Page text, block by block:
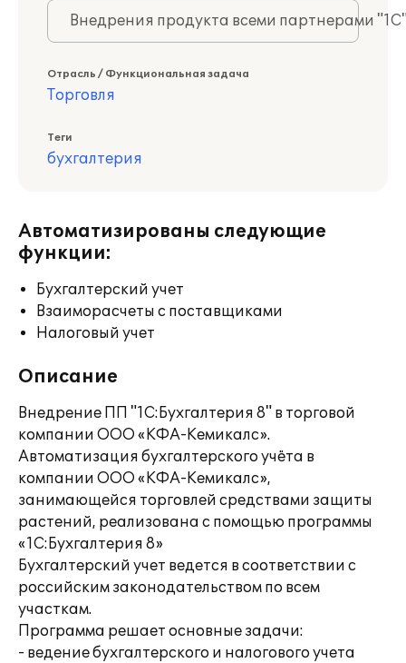
Внедрения продукта всеми партнерами
Отрасль / Функциональная задача
Торговля
Теги
бухгалтерия
Автоматизированы следующие
функции:
Бухгалтерский учет
Взаиморасчеты с поставщиками
Налоговый учет
Описание
Внедрение ПП "1С:Бухгалтерия 8" в торговой
компании ООО «КФА-Кемикалс».
Автоматизация бухгалтерского учёта в
компании ООО «КФА-Кемикалс»,
занимающейся торговлей средствами защиты
растений, реализована с помощью программы
«1С:Бухгалтерия 8»
Бухгалтерский учет ведется в соответствии с
российским законодательством по всем
участкам.
Программа решает основные задачи:
- ведение бухгалтерского и налогового учета